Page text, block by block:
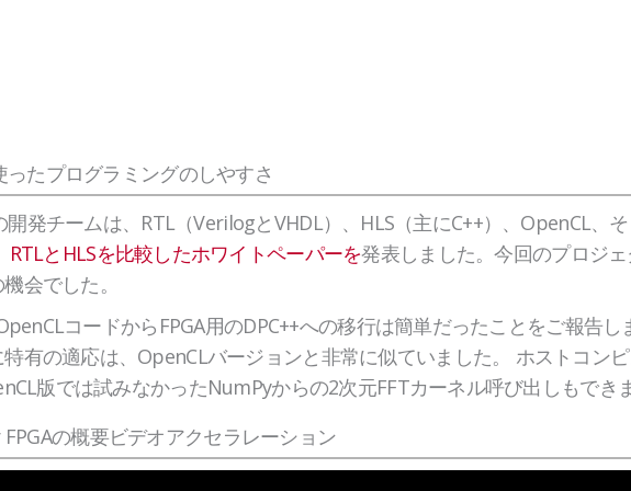
ったプログラミングのしやすさ
発チームは、RTL（VerilogとVHDL）、HLS（主にC++）、OpenCL、
RTLとHLSを比較したホワイトペーパーを発表しました。今回のプロジ
会でした。
コードからFPGA用のDPC++への移行は簡単だったことをご報告
特有の適応は、OpenCLバージョンと非常に似ていました。 ホストコン
版では試みなかったNumPyからの2次元FFTカーネル呼び出しもできま
の概要ビデオアクセラレーション